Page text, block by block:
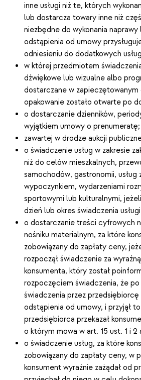
inne usługi niż te, których
lub dostarcza towary inne niż
niezbędne do wykonania
odstąpienia od umowy
odniesieniu do dodatkowych
w której przedmiotem
dźwiękowe lub wizualne albo
dostarczane w zapieczętowanym
opakowanie zostało otwarte po
o dostarczanie dzienników,
wyjątkiem umowy o prenumeratę;
zawartej w drodze aukcji
o świadczenie usług w zakresie
niż do celów mieszkalnych,
samochodów, gastronomii, usług
wypoczynkiem, wydarzeniami
sportowymi lub kulturalnymi,
dzień lub okres świadczenia
o dostarczanie treści cyfrowych
nośniku materialnym, za które
zobowiązany do zapłaty ceny,
rozpoczął świadczenie za
konsumenta, który został
rozpoczęciem świadczenia, że po
świadczenia przez
odstąpienia od umowy, i przyjął
przedsiębiorca przekazał
o którym mowa w art. 15 ust. 1 i 2
o świadczenie usług, za które
zobowiązany do zapłaty ceny, w
konsument wyraźnie zażądał od